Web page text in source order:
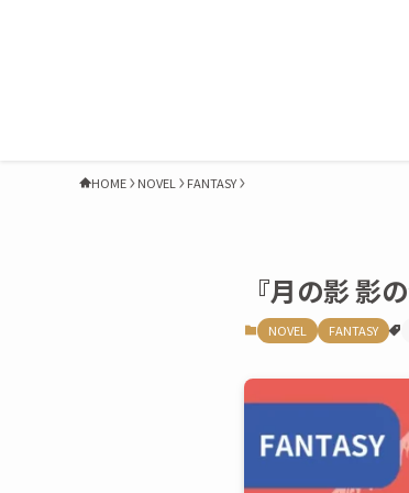
HOME NOVEL FANTASY
『月の影 影
NOVEL FANTASY